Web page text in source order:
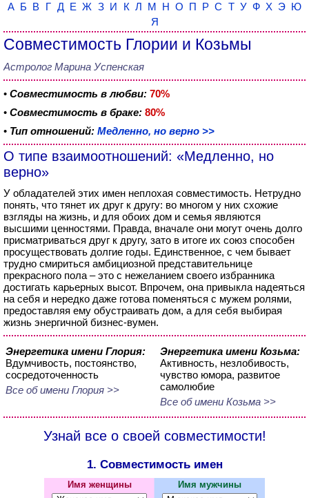
А Б В Г Д Е Ж З И К Л М Н О П Р С Т У Ф Х Э Ю
Я
Совместимость Глории и Козьмы
Астролог Марина Успенская
• Совместимость в любви: 70%
• Совместимость в браке: 80%
• Тип отношений: Медленно, но верно >>
О типе взаимоотношений: «Медленно, но
верно»
У обладателей этих имен неплохая совместимость. Нетрудно
понять, что тянет их друг к другу: во многом у них схожие
взгляды на жизнь, и для обоих дом и семья являются
высшими ценностями. Правда, вначале они могут очень долго
присматриваться друг к другу, зато в итоге их союз способен
просуществовать долгие годы. Единственное, с чем бывает
трудно смириться амбициозной представительнице
прекрасного пола – это с нежеланием своего избранника
достигать карьерных высот. Впрочем, она привыкла надеяться
на себя и нередко даже готова поменяться с мужем ролями,
предоставляя ему обустраивать дом, а для себя выбирая
жизнь энергичной бизнес-вумен.
Энергетика имени Глория:
Вдумчивость, постоянство,
сосредоточенность
Все об имени Глория >>
Энергетика имени Козьма:
Активность, незлобивость,
чувство юмора, развитое
самолюбие
Все об имени Козьма >>
Узнай все о своей совместимости!
1. Совместимость имен
Имя женщины Имя мужчины